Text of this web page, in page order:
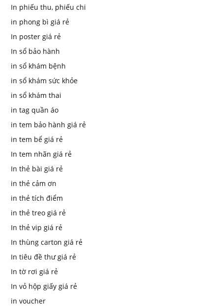
In phiếu thu, phiếu chi
in phong bì giá rẻ
In poster giá rẻ
In sổ bảo hành
in sổ khám bệnh
in sổ khám sức khỏe
in sổ khám thai
in tag quần áo
in tem bảo hành giá rẻ
in tem bể giá rẻ
In tem nhãn giá rẻ
In thẻ bài giá rẻ
in thẻ cảm ơn
in thẻ tích điểm
in thẻ treo giá rẻ
In thẻ vip giá rẻ
In thùng carton giá rẻ
In tiêu đề thư giá rẻ
In tờ rơi giá rẻ
In vỏ hộp giấy giá rẻ
in voucher